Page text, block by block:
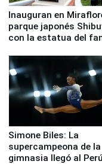
Inauguran en
parque japonés
con la estatua del
Simone Biles: La
supercampeona de la
gimnasia llegó al